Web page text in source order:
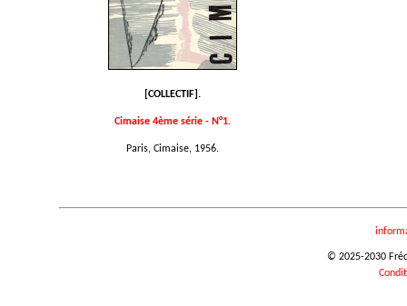
[COLLECTIF].
Cimaise 4ème série - N°1.
Paris, Cimaise, 1956.
© 2025-2030